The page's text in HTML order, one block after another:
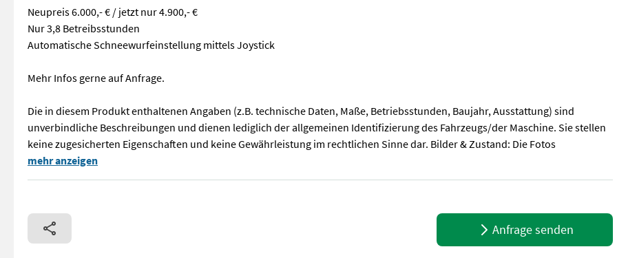
Neupreis 6.000,- € / jetzt nur 4.900,- €
Nur 3,8 Betreibsstunden
Automatische Schneewurfeinstellung mittels Joystick
Mehr Infos gerne auf Anfrage.
Die in diesem Produkt enthaltenen Angaben (z.B. technische Daten, Maße, Betriebsstunden, Baujahr, Ausstattung) sind
unverbindliche Beschreibungen und dienen lediglich der allgemeinen Identifizierung des Fahrzeugs/der Maschine. Sie stellen
keine zugesicherten Eigenschaften und keine Gewährleistung im rechtlichen Sinne dar. Bilder & Zustand: Die Fotos
Neupreis 6.000,- € / jetzt nur 4.900,- € Nur 3,8 Betreibsstunden Automatische Schneewurfeinstellung mittels Joystick Mehr
mehr anzeigen
Anfrage senden